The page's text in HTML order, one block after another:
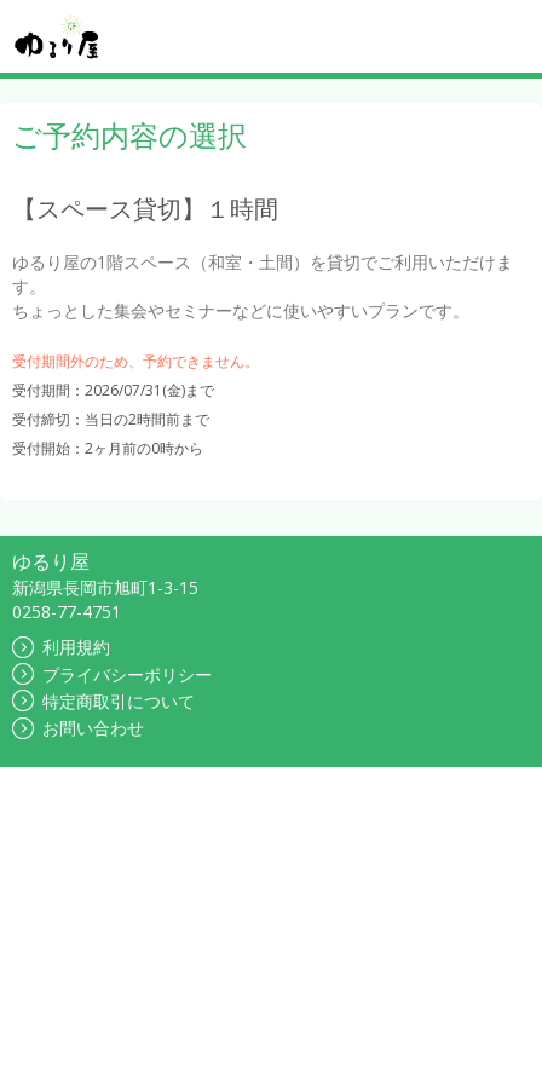
ご予約内容の選択
【スペース貸切】１時間
ゆるり屋の1階スペース（和室・土間）を貸切でご利用いただけま
す。
ちょっとした集会やセミナーなどに使いやすいプランです。
受付期間外のため、予約できません。
受付期間：2026/07/31(金)まで
受付締切： 当日の2時間前まで
受付開始： 2ヶ月前の0時から
ゆるり屋
新潟県長岡市旭町1-3-15
0258-77-4751
利用規約
プライバシーポリシー
特定商取引について
お問い合わせ